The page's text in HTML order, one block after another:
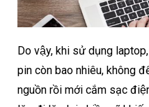
Do vậy, khi sử dụng
pin còn bao nhiêu, không
nguồn rồi mới cắm sạc